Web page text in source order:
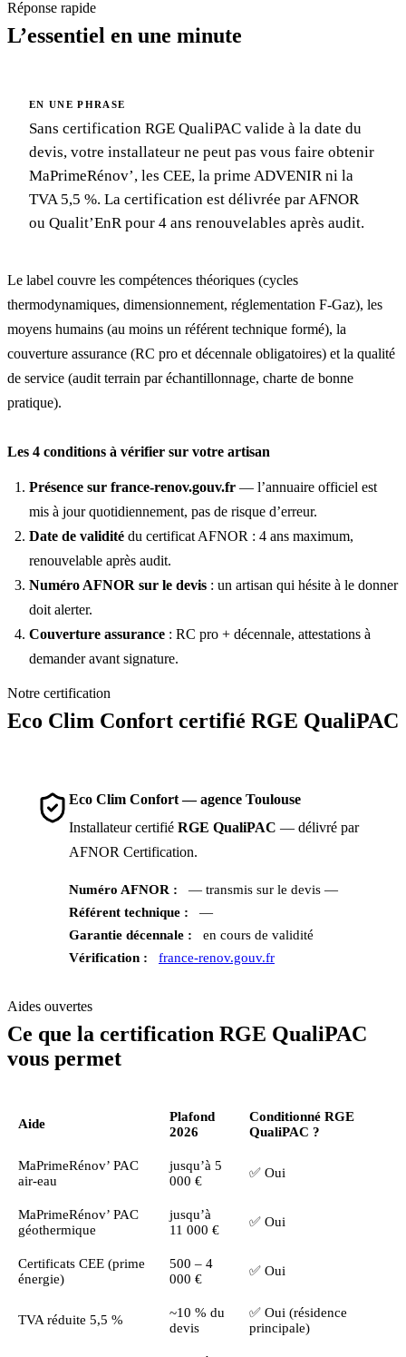
Réponse rapide
L’essentiel en une minute
EN UNE PHRASE
Sans certification RGE QualiPAC valide à la date du
devis, votre installateur ne peut pas vous faire obtenir
MaPrimeRénov’, les CEE, la prime ADVENIR ni la
TVA 5,5 %. La certification est délivrée par AFNOR
ou Qualit’EnR pour 4 ans renouvelables après audit.
Le label couvre les compétences théoriques (cycles
thermodynamiques, dimensionnement, réglementation F-Gaz), les
moyens humains (au moins un référent technique formé), la
couverture assurance (RC pro et décennale obligatoires) et la qualité
de service (audit terrain par échantillonnage, charte de bonne
pratique).
Les 4 conditions à vérifier sur votre artisan
Présence sur france-renov.gouv.fr — l’annuaire officiel est
mis à jour quotidiennement, pas de risque d’erreur.
Date de validité du certificat AFNOR : 4 ans maximum,
renouvelable après audit.
Numéro AFNOR sur le devis : un artisan qui hésite à le donner
doit alerter.
Couverture assurance : RC pro + décennale, attestations à
demander avant signature.
Notre certification
Eco Clim Confort certifié RGE QualiPAC
Eco Clim Confort — agence Toulouse
Installateur certifié RGE QualiPAC — délivré par
AFNOR Certification.
Numéro AFNOR :
— transmis sur le devis —
Référent technique :
—
Garantie décennale :
en cours de validité
Vérification :
france-renov.gouv.fr
Aides ouvertes
Ce que la certification RGE QualiPAC
vous permet
Aide
Plafond
2026
Conditionné RGE
QualiPAC ?
MaPrimeRénov’ PAC
air-eau
jusqu’à 5
000 €
✅ Oui
MaPrimeRénov’ PAC
géothermique
jusqu’à
11 000 €
✅ Oui
Certificats CEE (prime
énergie)
500 – 4
000 €
✅ Oui
TVA réduite 5,5 %
~10 % du
devis
✅ Oui (résidence
principale)